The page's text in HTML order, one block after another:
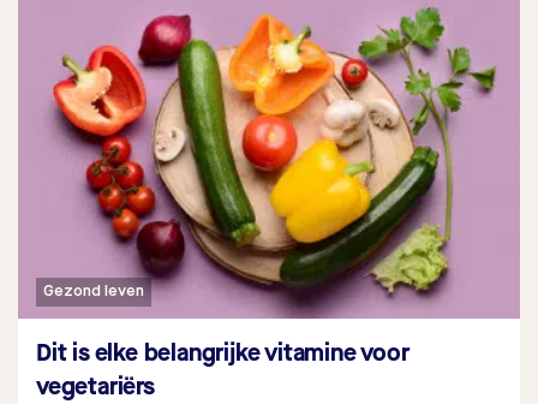
Gezond leven
Dit is elke belangrijke vitamine voor
vegetariërs